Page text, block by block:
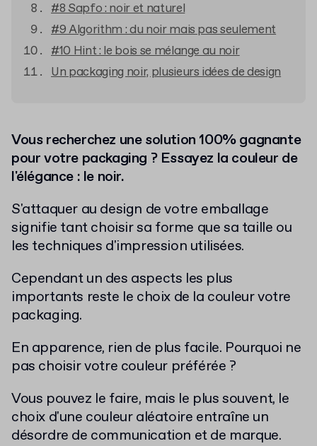
#8 Sapfo : noir et naturel
#9 Algorithm : du noir mais pas seulement
#10 Hint : le bois se mélange au noir
Un packaging noir, plusieurs idées de design
Vous recherchez une solution 100% gagnante
pour votre packaging ? Essayez la couleur de
l'élégance : le noir.
S'attaquer au design de votre emballage
signifie tant choisir sa forme que sa taille ou
les techniques d'impression utilisées.
Cependant un des aspects les plus
importants reste le choix de la couleur votre
packaging.
En apparence, rien de plus facile. Pourquoi ne
pas choisir votre couleur préférée ?
Vous pouvez le faire, mais le plus souvent, le
choix d'une couleur aléatoire entraîne un
désordre de communication et de marque.